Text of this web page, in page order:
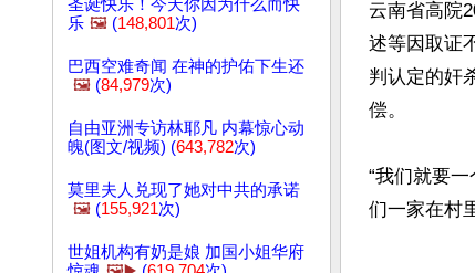
圣诞快乐！今天你因为什么而快
乐 🖼️ (148,801次)
巴西空难奇闻 在神的护佑下生还
🖼️ (84,979次)
自由亚洲专访林耶凡 内幕惊心动
魄(图文/视频) (643,782次)
莫里夫人兑现了她对中共的承诺
🖼️ (155,921次)
世姐机构有奶是娘 加国小姐华府
云南省高院
述等因取证
判认定的奸
偿。
“我们就要
们一家在村